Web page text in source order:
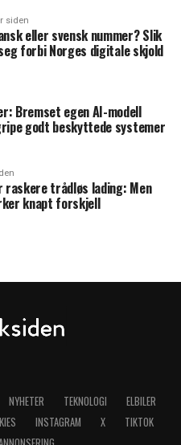
siden
eller svensk nummer? Slik
forbi Norges digitale skjold
Bremset egen AI-modell
godt beskyttede systemer
raskere trådløs lading: Men
knapt forskjell
NYHETER TEKNOLOGI
ELBILER
INSTAGRAM X
TIKTOK